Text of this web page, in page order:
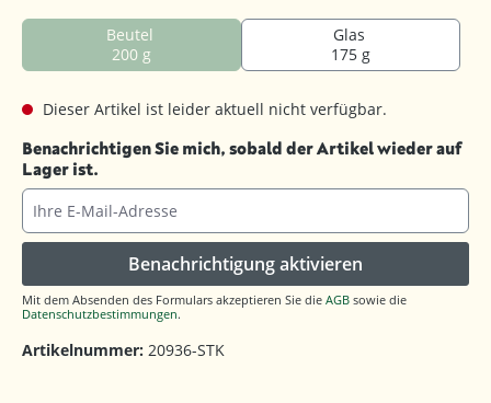
Beutel
200 g
Glas
175 g
Dieser Artikel ist leider aktuell nicht verfügbar.
Benachrichtigen Sie mich, sobald der Artikel wieder auf
Lager ist.
Ihre E-Mail-Adresse
Benachrichtigung aktivieren
Mit dem Absenden des Formulars akzeptieren Sie die AGB sowie die
Datenschutzbestimmungen.
Artikelnummer: 20936-STK